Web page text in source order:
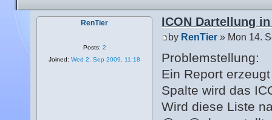
ICON Dartellung
by RenTier » Mon 14.
Problemstellung:
Ein Report
Spalte wird das
Wird diese Liste
RenTier
Posts: 2
Joined: Wed 2. Sep 2009, 11:18